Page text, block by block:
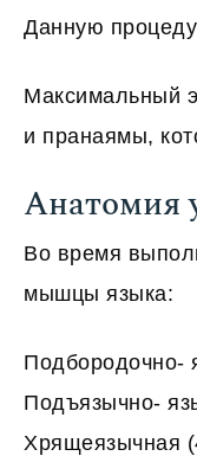
Данную
Максимальный
и пранаямы,
Анатомия
Во время
мышцы языка:
Подбородочно-
Подъязычно-
Хрящеязычная